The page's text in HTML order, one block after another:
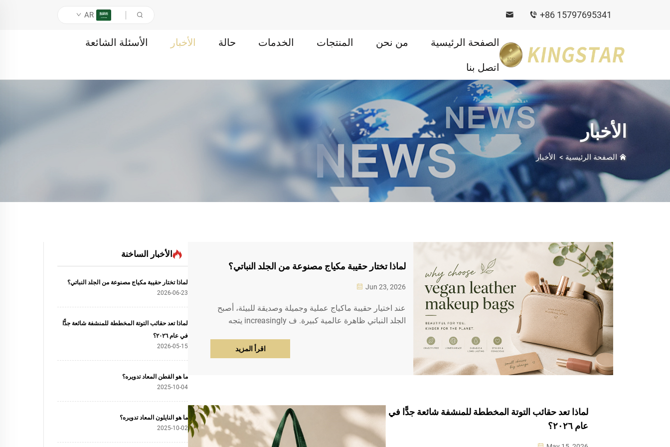
+86 15797695341
AR
الصفحة الرئيسية من نحن المنتجات الخدمات حالة الأخبار الأسئلة الشائعة
اتصل بنا
الأخبار
الصفحة الرئيسية > الأخبار
لماذا تختار حقيبة مكياج مصنوعة من الجلد النباتي؟
Jun 23, 2026
عند اختيار حقيبة ماكياج عملية وجميلة وصديقة للبيئة، أصبح
الجلد النباتي ظاهرة عالمية كبيرة. ف increasingly يتجه
اقرأ المزيد
لماذا تعد حقائب التوتة المخططة للمنشفة شائعة جدًّا في
عام ٢٠٢٦؟
الأخبار الساخنة
لماذا تختار حقيبة مكياج مصنوعة من الجلد النباتي؟
2026-06-23
لماذا تعد حقائب التوتة المخططة للمنشفة شائعة جدًّا
في عام ٢٠٢٦؟
2026-05-15
ما هو القطن المعاد تدويره؟
2025-10-04
ما هو النايلون المعاد تدويره؟
2025-10-02